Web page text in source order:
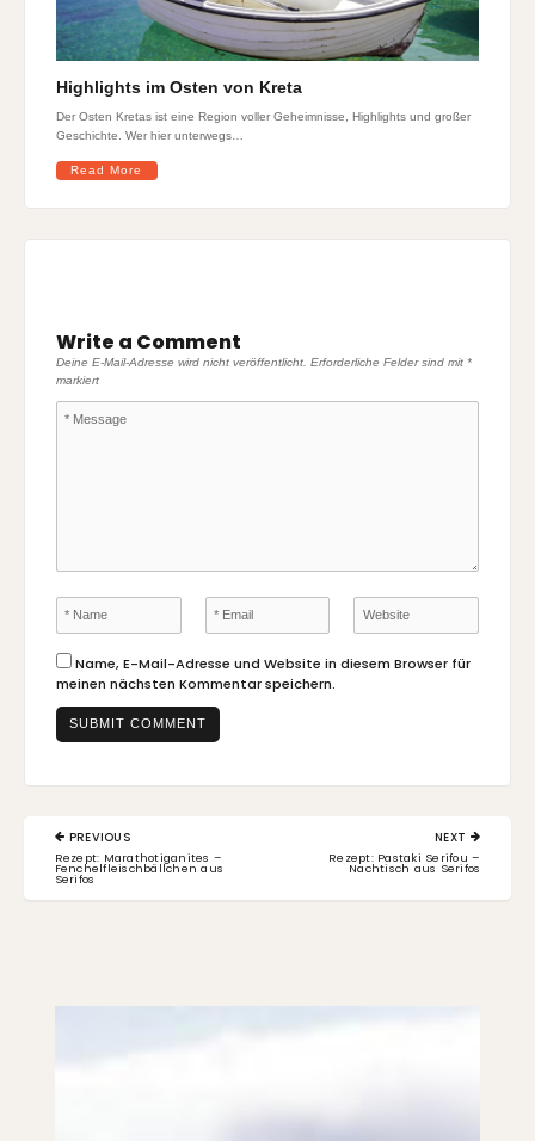
Highlights im Osten von Kreta
Der Osten Kretas ist eine Region voller Geheimnisse, Highlights und großer
Geschichte. Wer hier unterwegs…
Read More
Write a Comment
Deine E-Mail-Adresse wird nicht veröffentlicht. Erforderliche Felder sind mit *
markiert
Name, E-Mail-Adresse und Website in diesem Browser für
meinen nächsten Kommentar speichern.
Beitragsnavigation
PREVIOUS
PREVIOUS
POST:
Rezept: Marathotiganites –
Fenchelfleischbällchen aus
Serifos
NEXT
Rezept: Pastaki Serifou –
Nachtisch aus Serifos